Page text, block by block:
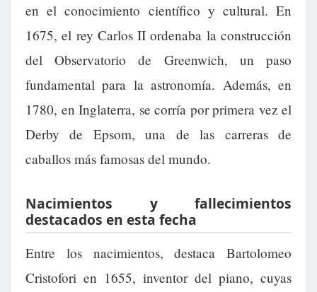
en el conocimiento científico y cultural. En
1675, el rey Carlos II ordenaba la construcción
del Observatorio de Greenwich, un paso
fundamental para la astronomía. Además, en
1780, en Inglaterra, se corría por primera vez el
Derby de Epsom, una de las carreras de
caballos más famosas del mundo.
Nacimientos y fallecimientos
destacados en esta fecha
Entre los nacimientos, destaca Bartolomeo
Cristofori en 1655, inventor del piano, cuyas